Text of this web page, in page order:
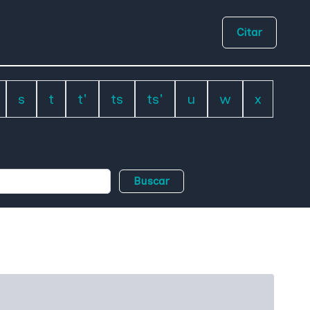
Citar
s t t' ts ts' u w x
Buscar